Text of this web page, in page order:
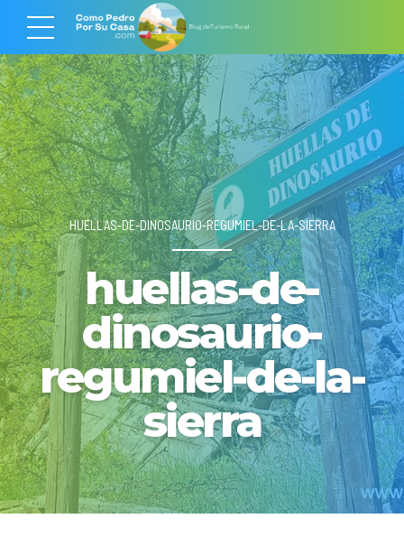
HUELLAS-DE-DINOSAURIO-REGUMIEL-DE-LA-SIERRA
huellas-de-
dinosaurio-
regumiel-de-la-
sierra